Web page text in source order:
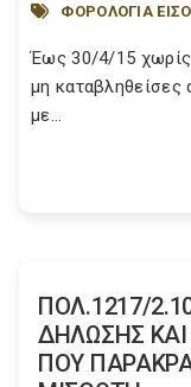
ΦΟΡΟΛΟΓΙΑ
Έως 30/4/15 χωρίς
μη
με...
ΠΟΛ.1217/
ΔΗΛΩΣΗΣ
ΠΟΥ